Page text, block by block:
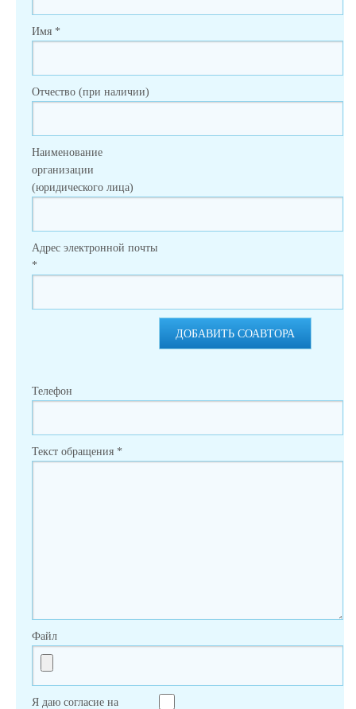
Имя *
Отчество (при наличии)
Наименование
организации
(юридического лица)
Адрес электронной почты
*
ДОБАВИТЬ СОАВТОРА
Телефон
Текст обращения *
Файл
Я даю согласие на